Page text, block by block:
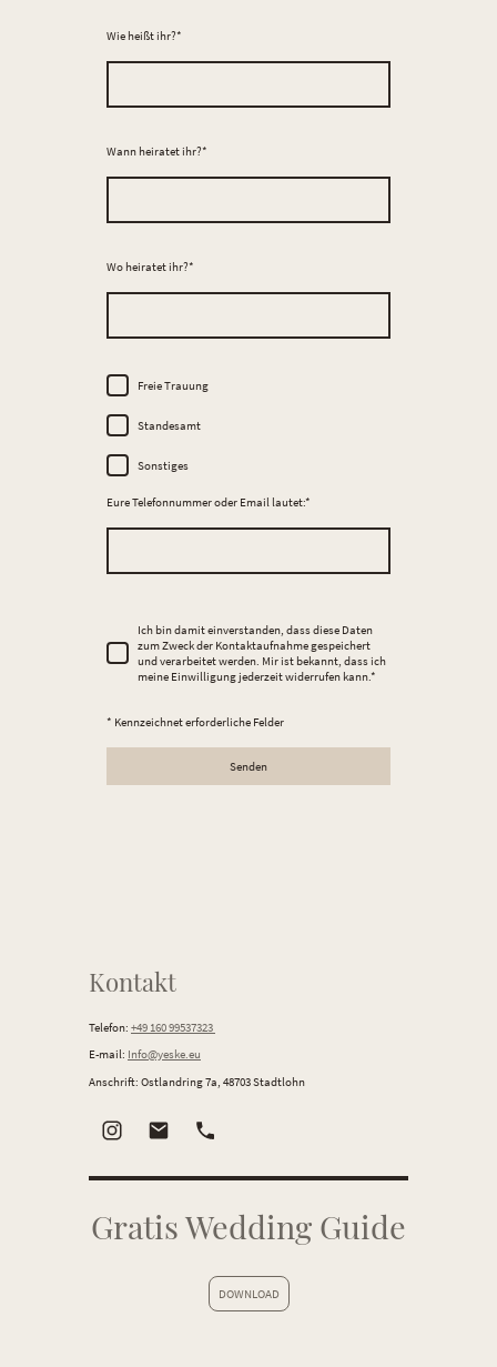
Wie heißt ihr?*
Wann heiratet ihr?*
Wo heiratet ihr?*
Freie Trauung
Standesamt
Sonstiges
Eure Telefonnummer oder Email lautet:*
Ich bin damit einverstanden, dass diese Daten
zum Zweck der Kontaktaufnahme gespeichert
und verarbeitet werden. Mir ist bekannt, dass ich
meine Einwilligung jederzeit widerrufen kann.*
* Kennzeichnet erforderliche Felder
Senden
Kontakt
Telefon: +49 160 99537323
E-mail: Info@yeske.eu
Anschrift: Ostlandring 7a, 48703 Stadtlohn
Gratis Wedding Guide
DOWNLOAD